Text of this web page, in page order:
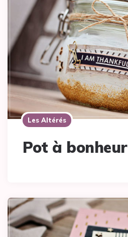
Les Altérés
Pot à bonheur